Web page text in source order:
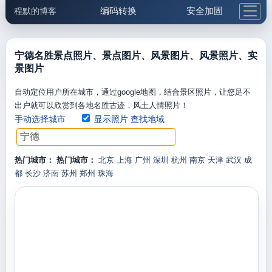
程默的博客 编码转换 安全加固
邮件工具 生活便民 更多工具
宁德名胜景点照片、景点图片、风景图片、风景照片、实
景图片
自动定位用户所在城市，通过google地图，结合景区照片，让您足不
出户就可以欣赏到各地名胜古迹，风土人情照片！
手动选择城市 显示照片 查找地域
热门城市： 热门城市： 北京 上海 广州 深圳 杭州 南京 天津 武汉 成
都 长沙 济南 苏州 郑州 珠海